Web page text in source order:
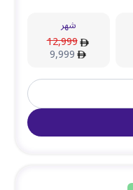
شهر
12,999
9,999